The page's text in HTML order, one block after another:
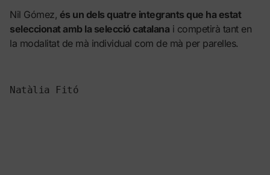
Nil Gómez, és un dels quatre integrants que ha estat
seleccionat amb la selecció catalana i competirà tant en
la modalitat de mà individual com de mà per parelles.
Natàlia Fitó